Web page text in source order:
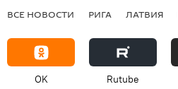
ВСЕ НОВОСТИ РИГА ЛАТВИЯ
OK Rutube